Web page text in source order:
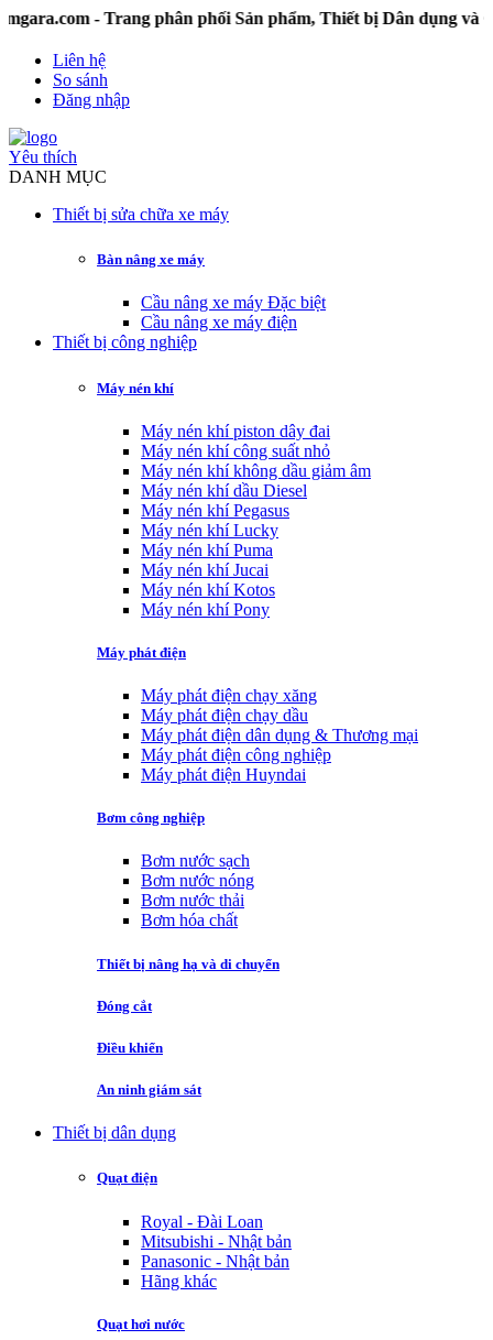
- Trang phân phối Sản phẩm, Thiết bị Dân dụng và Công
Liên hệ
So sánh
Đăng nhập
Yêu thích
DANH MỤC
Thiết bị sửa chữa xe máy
Bàn nâng xe máy
Cầu nâng xe máy Đặc biệt
Cầu nâng xe máy điện
Thiết bị công nghiệp
Máy nén khí
Máy nén khí piston dây đai
Máy nén khí công suất nhỏ
Máy nén khí không dầu giảm âm
Máy nén khí dầu Diesel
Máy nén khí Pegasus
Máy nén khí Lucky
Máy nén khí Puma
Máy nén khí Jucai
Máy nén khí Kotos
Máy nén khí Pony
Máy phát điện
Máy phát điện chạy xăng
Máy phát điện chạy dầu
Máy phát điện dân dụng & Thương mại
Máy phát điện công nghiệp
Máy phát điện Huyndai
Bơm công nghiệp
Bơm nước sạch
Bơm nước nóng
Bơm nước thải
Bơm hóa chất
Thiết bị nâng hạ và di chuyển
Đóng cắt
Điều khiển
An ninh giám sát
Thiết bị dân dụng
Quạt điện
Royal - Đài Loan
Mitsubishi - Nhật bản
Panasonic - Nhật bản
Hãng khác
Quạt hơi nước